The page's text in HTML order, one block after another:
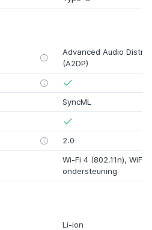
Advanced Audio
(A2DP)
SyncML
2.0
Wi-Fi 4 (802.11n), WiFi
ondersteuning
Li-ion